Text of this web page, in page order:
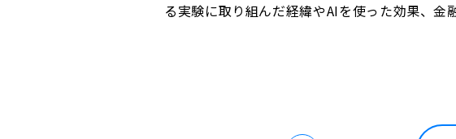
る実験に取り組んだ経緯やAIを使った効果、